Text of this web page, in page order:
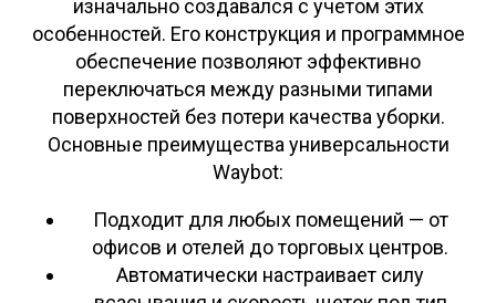
изначально создавался с учетом этих
особенностей. Его конструкция и программное
обеспечение позволяют эффективно
переключаться между разными типами
поверхностей без потери качества уборки.
Основные преимущества универсальности
Waybot:
Подходит для любых помещений — от
офисов и отелей до торговых центров.
Автоматически настраивает силу